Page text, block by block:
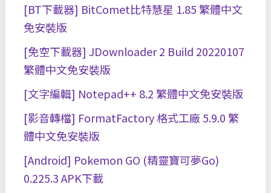
[BT下載器] BitComet比特慧星 1.85 繁體中文
免安裝版
[免空下載器] JDownloader 2 Build 20220107
繁體中文免安裝版
[文字編輯] Notepad++ 8.2 繁體中文免安裝版
[影音轉檔] FormatFactory 格式工廠 5.9.0 繁
體中文免安裝版
[Android] Pokemon GO (精靈寶可夢Go)
0.225.3 APK下載